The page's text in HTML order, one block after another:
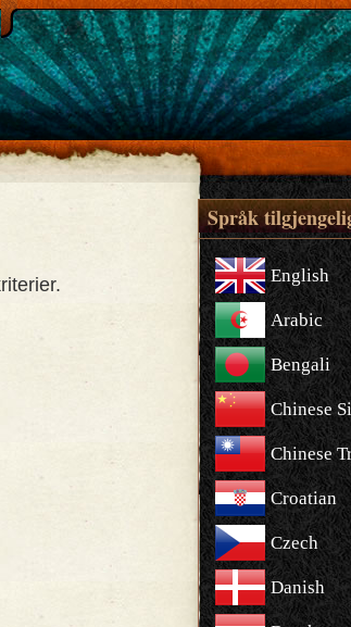
Språk
English
Arabic
Bengali
Chinese
Chinese
Croatian
Czech
Danish